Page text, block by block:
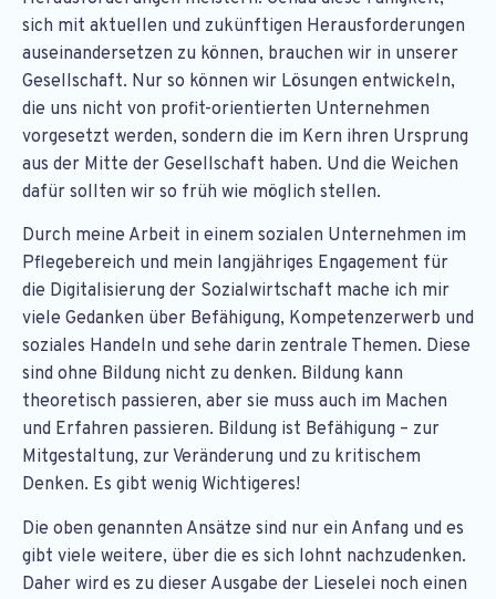
sich mit aktuellen und zukünftigen Herausforderungen
auseinandersetzen zu können, brauchen wir in unserer
Gesellschaft. Nur so können wir Lösungen entwickeln,
die uns nicht von profit-orientierten Unternehmen
vorgesetzt werden, sondern die im Kern ihren Ursprung
aus der Mitte der Gesellschaft haben. Und die Weichen
dafür sollten wir so früh wie möglich stellen.
Durch meine Arbeit in einem sozialen Unternehmen im
Pflegebereich und mein langjähriges Engagement für
die Digitalisierung der Sozialwirtschaft mache ich mir
viele Gedanken über Befähigung, Kompetenzerwerb und
soziales Handeln und sehe darin zentrale Themen. Diese
sind ohne Bildung nicht zu denken. Bildung kann
theoretisch passieren, aber sie muss auch im Machen
und Erfahren passieren. Bildung ist Befähigung – zur
Mitgestaltung, zur Veränderung und zu kritischem
Denken. Es gibt wenig Wichtigeres!
Die oben genannten Ansätze sind nur ein Anfang und es
gibt viele weitere, über die es sich lohnt nachzudenken.
Daher wird es zu dieser Ausgabe der Lieselei noch einen